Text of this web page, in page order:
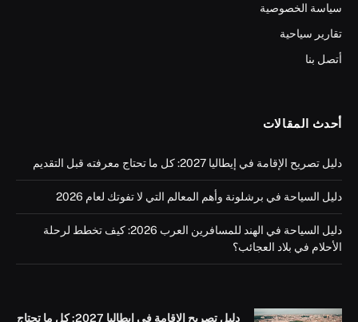
سياسة الخصوصية
تقارير سياحية
أتصل بنا
أحدث المقالات
دليل تصريح الإقامة في إيطاليا 2027: كل ما تحتاج معرفته قبل التقديم
دليل السياحة في برشلونة وأهم المعالم التي لا تفوتك لعام 2026
دليل السياحة في الهند للمسافرين العرب 2026: كيف تخطط لرحلة
الأحلام في بلاد العجائب؟
دليل تصريح الإقامة في إيطاليا 2027: كل ما تحتاج